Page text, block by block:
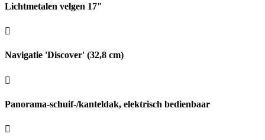
Lichtmetalen velgen 17"
Navigatie 'Discover' (32,8 cm)
Panorama-schuif-/kanteldak, elektrisch bedienbaar